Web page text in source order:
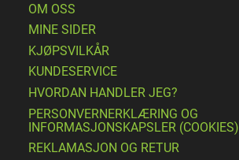
OM OSS
MINE SIDER
​KJØPSVILKÅR
KUNDESERVICE
HVORDAN HANDLER JEG?
PERSONVERNERKLÆRING OG
INFORMASJONSKAPSLER (COOKIES)
REKLAMASJON OG RETUR